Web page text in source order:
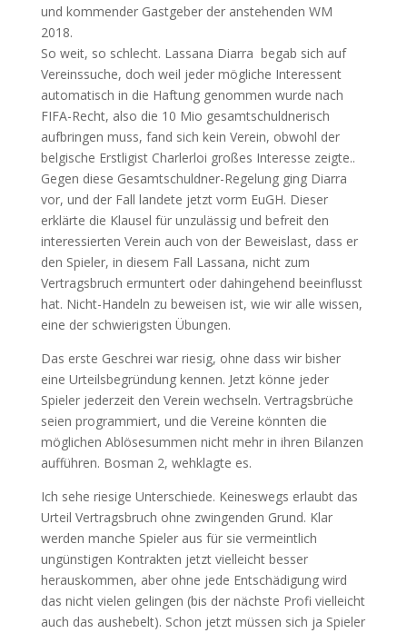
und kommender Gastgeber der anstehenden WM
2018.
So weit, so schlecht. Lassana Diarra begab sich auf
Vereinssuche, doch weil jeder mögliche Interessent
automatisch in die Haftung genommen wurde nach
FIFA-Recht, also die 10 Mio gesamtschuldnerisch
aufbringen muss, fand sich kein Verein, obwohl der
belgische Erstligist Charlerloi großes Interesse zeigte..
Gegen diese Gesamtschuldner-Regelung ging Diarra
vor, und der Fall landete jetzt vorm EuGH. Dieser
erklärte die Klausel für unzulässig und befreit den
interessierten Verein auch von der Beweislast, dass er
den Spieler, in diesem Fall Lassana, nicht zum
Vertragsbruch ermuntert oder dahingehend beeinflusst
hat. Nicht-Handeln zu beweisen ist, wie wir alle wissen,
eine der schwierigsten Übungen.
Das erste Geschrei war riesig, ohne dass wir bisher
eine Urteilsbegründung kennen. Jetzt könne jeder
Spieler jederzeit den Verein wechseln. Vertragsbrüche
seien programmiert, und die Vereine könnten die
möglichen Ablösesummen nicht mehr in ihren Bilanzen
aufführen. Bosman 2, wehklagte es.
Ich sehe riesige Unterschiede. Keineswegs erlaubt das
Urteil Vertragsbruch ohne zwingenden Grund. Klar
werden manche Spieler aus für sie vermeintlich
ungünstigen Kontrakten jetzt vielleicht besser
herauskommen, aber ohne jede Entschädigung wird
das nicht vielen gelingen (bis der nächste Profi vielleicht
auch das aushebelt). Schon jetzt müssen sich ja Spieler